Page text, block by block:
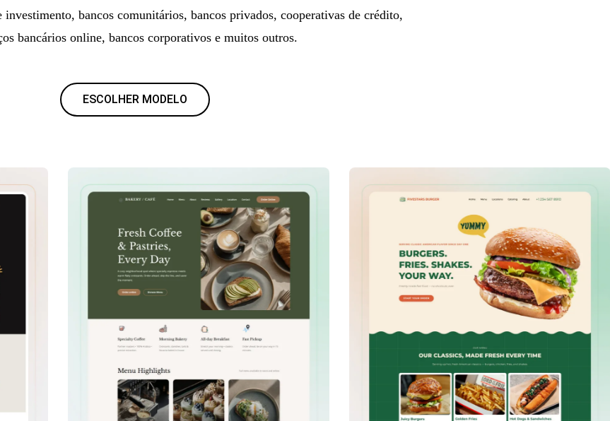
investimento, bancos comunitários, bancos privados, cooperativas de crédito,
bancários online, bancos corporativos e muitos outros.
ESCOLHER MODELO